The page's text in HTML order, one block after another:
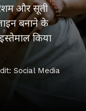
और सूती
बनाने के
किया
Social Media